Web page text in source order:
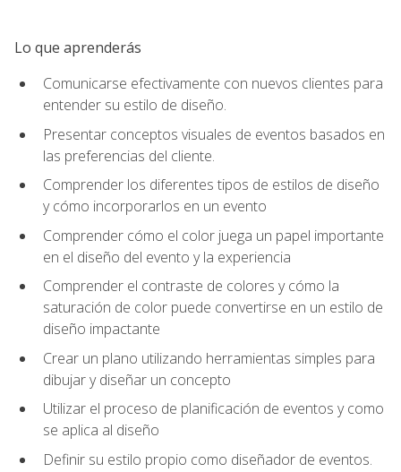
Lo que aprenderás
Comunicarse efectivamente con nuevos clientes para
entender su estilo de diseño.
Presentar conceptos visuales de eventos basados en
las preferencias del cliente.
Comprender los diferentes tipos de estilos de diseño
y cómo incorporarlos en un evento
Comprender cómo el color juega un papel importante
en el diseño del evento y la experiencia
Comprender el contraste de colores y cómo la
saturación de color puede convertirse en un estilo de
diseño impactante
Crear un plano utilizando herramientas simples para
dibujar y diseñar un concepto
Utilizar el proceso de planificación de eventos y como
se aplica al diseño
Definir su estilo propio como diseñador de eventos.